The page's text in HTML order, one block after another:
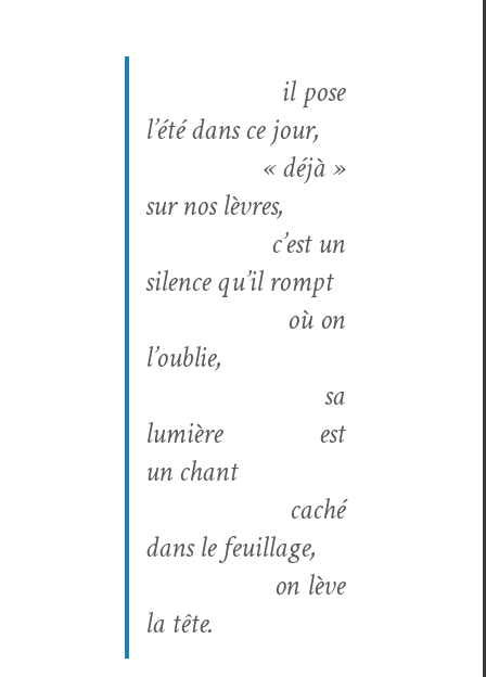
il pose
l’été dans ce jour,
« déjà »
sur nos lèvres,
c’est un
silence qu’il rompt
où on
l’oublie,
sa
lumière est
un chant
caché
dans le feuillage,
on lève
la tête.